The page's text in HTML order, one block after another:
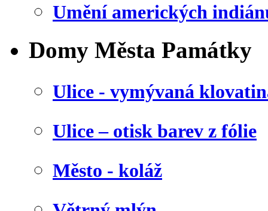
Umění amerických
Domy Města Památky
Ulice - vymývaná
Ulice – otisk barev z fólie
Město - koláž